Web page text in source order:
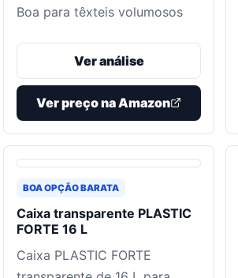
Boa para têxteis volumosos
Ver análise
Ver preço na Amazon
BOA OPÇÃO BARATA
Caixa transparente PLASTIC
FORTE 16 L
Caixa PLASTIC FORTE